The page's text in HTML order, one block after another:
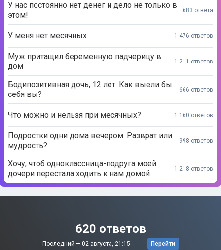
У нас постоянно нет денег и дело не только в
этом!
683 ответа
У меня нет месячных 1 476 ответов
Муж притащил беременную падчерицу в
дом
1 211 ответов
Бодипозитивная дочь, 12 лет. Как выели бы
себя вы?
666 ответов
Что можно и нельзя при месячных? 1 160 ответов
Подростки одни дома вечером. Разврат или
мудрость?
998 ответов
Хочу, чтоб одноклассница-подруга моей
дочери перестала ходить к нам домой
1 218 ответов
620 ответов
Последний — 02 августа, 21:15 Перейти